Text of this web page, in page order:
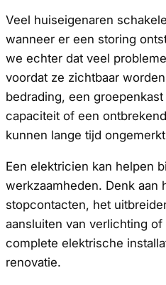
Veel huiseigenaren
wanneer er een storing
we echter dat veel
voordat ze zichtbaar
bedrading, een
capaciteit of een
kunnen lange tijd
Een elektricien kan helpen
werkzaamheden. Denk aan
stopcontacten, het
aansluiten van verlichting
complete elektrische
renovatie.